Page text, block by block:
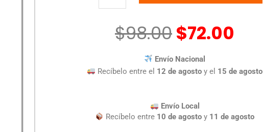
CYAN$98.00$72.00
Envío Nacional
Recíbelo entre el 12 de agosto y el 15 de agosto
Envío Local
Recíbelo entre 10 de agosto y 11 de agosto